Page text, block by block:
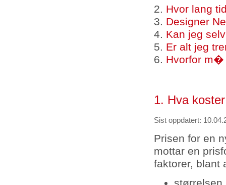
2. Hvor lang
3. Designer
4. Kan jeg
5. Er alt jeg
6. Hvorfor m�
1. Hva
Sist oppdatert:
Prisen for en
mottar en
faktorer, blant